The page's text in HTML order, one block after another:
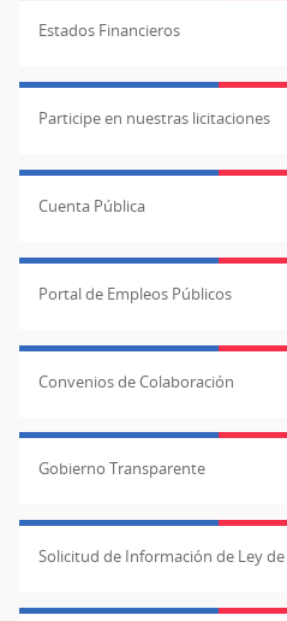
Estados Financieros
Participe en nuestras licitaciones
Cuenta Pública
Portal de Empleos Públicos
Convenios de Colaboración
Gobierno Transparente
Solicitud de Información de Ley